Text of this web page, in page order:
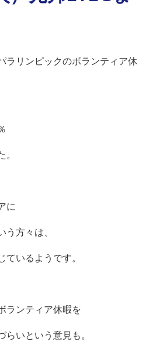
ラリンピックのボランティア休
に
う方々は、
いるようです。
ランティア休暇を
いという意見も。